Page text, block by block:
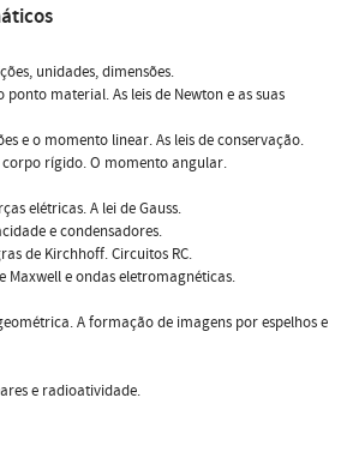
unidades, dimensões.
material. As leis de Newton e as suas
e o momento linear. As leis de conservação.
corpo rígido. O momento angular.
elétricas. A lei de Gauss.
e condensadores.
de Kirchhoff. Circuitos RC.
Maxwell e ondas eletromagnéticas.
A formação de imagens por espelhos e
e radioatividade.